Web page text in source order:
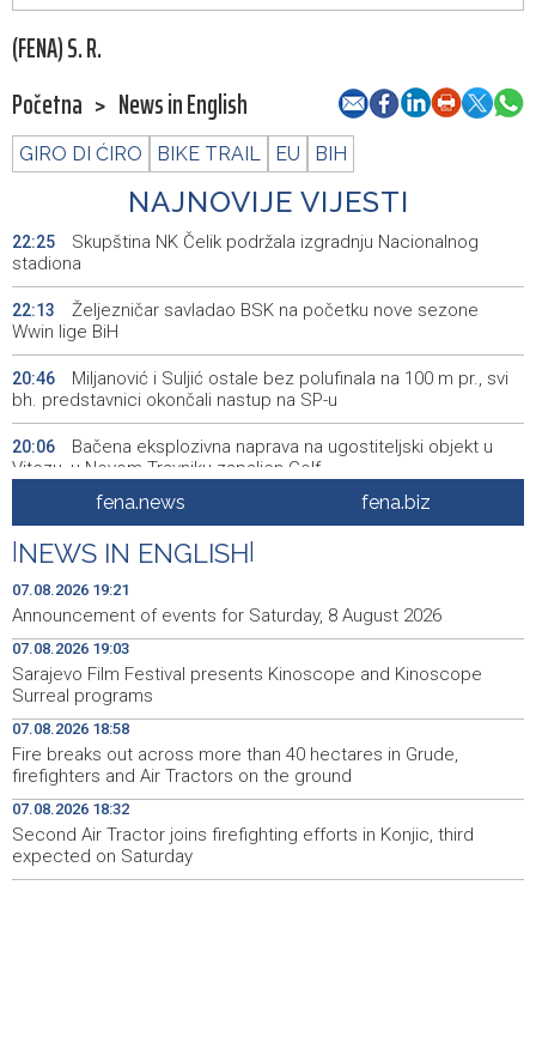
(FENA) S. R.
Početna > News in English
GIRO DI ĆIRO BIKE TRAIL EU BIH
NAJNOVIJE VIJESTI
22:25
Skupština NK Čelik podržala izgradnju Nacionalnog
stadiona
22:13
Željezničar savladao BSK na početku nove sezone
Wwin lige BiH
20:46
Miljanović i Suljić ostale bez polufinala na 100 m pr., svi
bh. predstavnici okončali nastup na SP-u
20:06
Bačena eksplozivna naprava na ugostiteljski objekt u
Vitezu, u Novom Travniku zapaljen Golf
Galerija ULUPUBiH otvara novu izlagačku sezonu,
predstavlja novi izlagački program
19:44 Faris Dževahirić novi nogometaš Veleža
Announcement of events for Saturday, 8 August 2026
19:10
Rudari Milanovića ubijedili da ode kući, Memčić se već
ponovo vratio u jamu 'Raspotočje'
19:03
Sarajevo Film Festival presents Kinoscope and
Kinoscope Surreal programs
19:00 Najave događaja za 8. 8. 2026. godine (subota)
fena.news fena.biz
NEWS IN ENGLISH
07.08.2026 19:21
Announcement of events for Saturday, 8 August 2026
07.08.2026 19:03
Sarajevo Film Festival presents Kinoscope and Kinoscope
Surreal programs
07.08.2026 18:58
Fire breaks out across more than 40 hectares in Grude,
firefighters and Air Tractors on the ground
07.08.2026 18:32
Second Air Tractor joins firefighting efforts in Konjic, third
expected on Saturday